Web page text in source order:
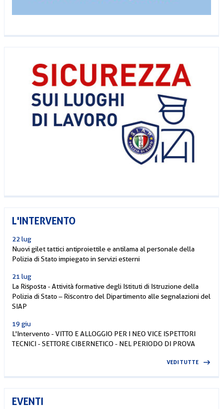
L'INTERVENTO
22 lug
Nuovi gilet tattici antiproiettile e antilama al personale della
Polizia di Stato impiegato in servizi esterni
21 lug
La Risposta - Attività formative degli Istituti di Istruzione della
Polizia di Stato – Riscontro del Dipartimento alle segnalazioni del
SIAP
19 giu
L'Intervento - VITTO E ALLOGGIO PER I NEO VICE ISPETTORI
TECNICI - SETTORE CIBERNETICO - NEL PERIODO DI PROVA
VEDI TUTTE
EVENTI